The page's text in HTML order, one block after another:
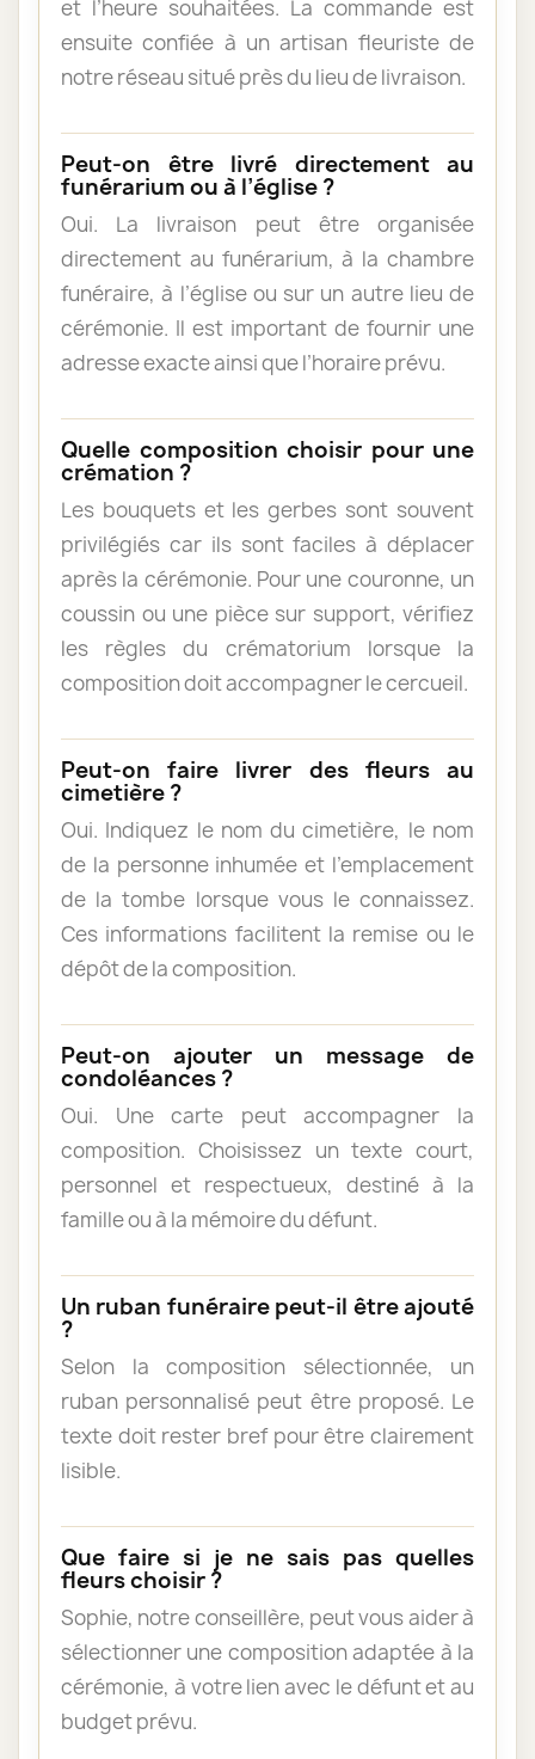
et l’heure souhaitées. La commande est
ensuite confiée à un artisan fleuriste de
notre réseau situé près du lieu de livraison.
Peut-on être livré directement au
funérarium ou à l’église ?
Oui. La livraison peut être organisée
directement au funérarium, à la chambre
funéraire, à l’église ou sur un autre lieu de
cérémonie. Il est important de fournir une
adresse exacte ainsi que l’horaire prévu.
Quelle composition choisir pour une
crémation ?
Les bouquets et les gerbes sont souvent
privilégiés car ils sont faciles à déplacer
après la cérémonie. Pour une couronne, un
coussin ou une pièce sur support, vérifiez
les règles du crématorium lorsque la
composition doit accompagner le cercueil.
Peut-on faire livrer des fleurs au
cimetière ?
Oui. Indiquez le nom du cimetière, le nom
de la personne inhumée et l’emplacement
de la tombe lorsque vous le connaissez.
Ces informations facilitent la remise ou le
dépôt de la composition.
Peut-on ajouter un message de
condoléances ?
Oui. Une carte peut accompagner la
composition. Choisissez un texte court,
personnel et respectueux, destiné à la
famille ou à la mémoire du défunt.
Un ruban funéraire peut-il être ajouté
?
Selon la composition sélectionnée, un
ruban personnalisé peut être proposé. Le
texte doit rester bref pour être clairement
lisible.
Que faire si je ne sais pas quelles
fleurs choisir ?
Sophie, notre conseillère, peut vous aider à
sélectionner une composition adaptée à la
cérémonie, à votre lien avec le défunt et au
budget prévu.